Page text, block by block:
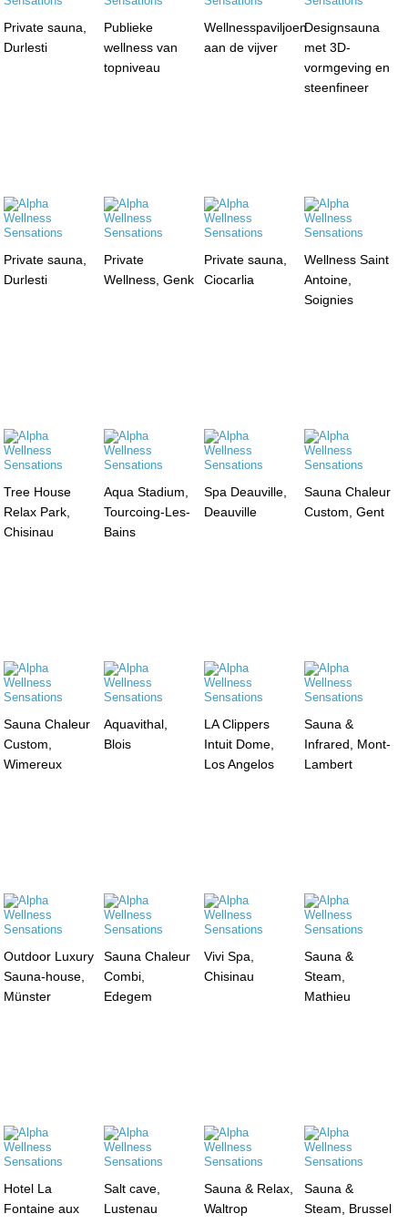
Private sauna,
Durlesti
Publieke
wellness van
topniveau
Wellnesspaviljoen
aan de vijver
Designsauna
met 3D-
vormgeving en
steenfineer
Private sauna,
Durlesti
Private
Wellness, Genk
Private sauna,
Ciocarlia
Wellness Saint
Antoine,
Soignies
Tree House
Relax Park,
Chisinau
Aqua Stadium,
Tourcoing-Les-
Bains
Spa Deauville,
Deauville
Sauna Chaleur
Custom, Gent
Sauna Chaleur
Custom,
Wimereux
Aquavithal,
Blois
LA Clippers
Intuit Dome,
Los Angelos
Sauna &
Infrared, Mont-
Lambert
Outdoor Luxury
Sauna-house,
Münster
Sauna Chaleur
Combi,
Edegem
Vivi Spa,
Chisinau
Sauna &
Steam,
Mathieu
Hotel La
Fontaine aux
Salt cave,
Lustenau
Sauna & Relax,
Waltrop
Sauna &
Steam, Brussel